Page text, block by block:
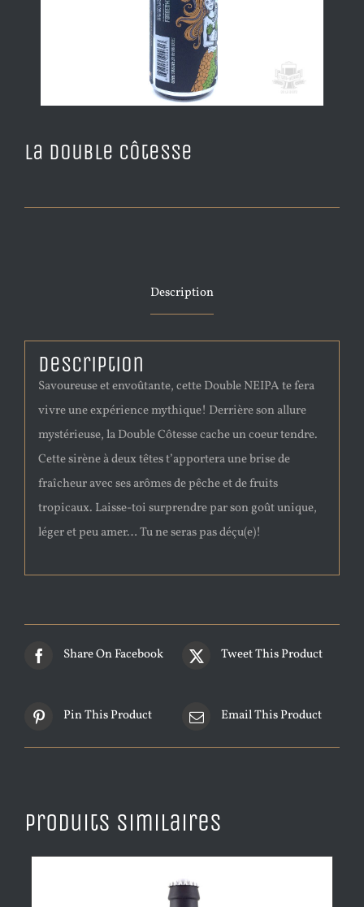
La Double Côtesse
Description
Description
Savoureuse et envoûtante, cette Double NEIPA te fera
vivre une expérience mythique! Derrière son allure
mystérieuse, la Double Côtesse cache un coeur tendre.
Cette sirène à deux têtes t’apportera une brise de
fraîcheur avec ses arômes de pêche et de fruits
tropicaux. Laisse-toi surprendre par son goût unique,
léger et peu amer… Tu ne seras pas déçu(e)!
Share On Facebook Tweet This Product
Pin This Product Email This Product
Produits similaires